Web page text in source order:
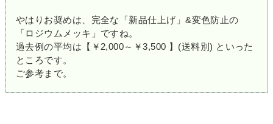
やはりお奨めは、完全な「新品仕上げ」&変色防止の
「ロジウムメッキ」ですね。
過去例の平均は【￥2,000～￥3,500 】(送料別) といった
ところです。
ご参考まで。